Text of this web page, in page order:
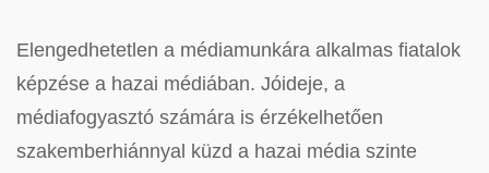
Elengedhetetlen a médiamunkára alkalmas fiatalok
képzése a hazai médiában. Jóideje, a
médiafogyasztó számára is érzékelhetően
szakemberhiánnyal küzd a hazai média szinte